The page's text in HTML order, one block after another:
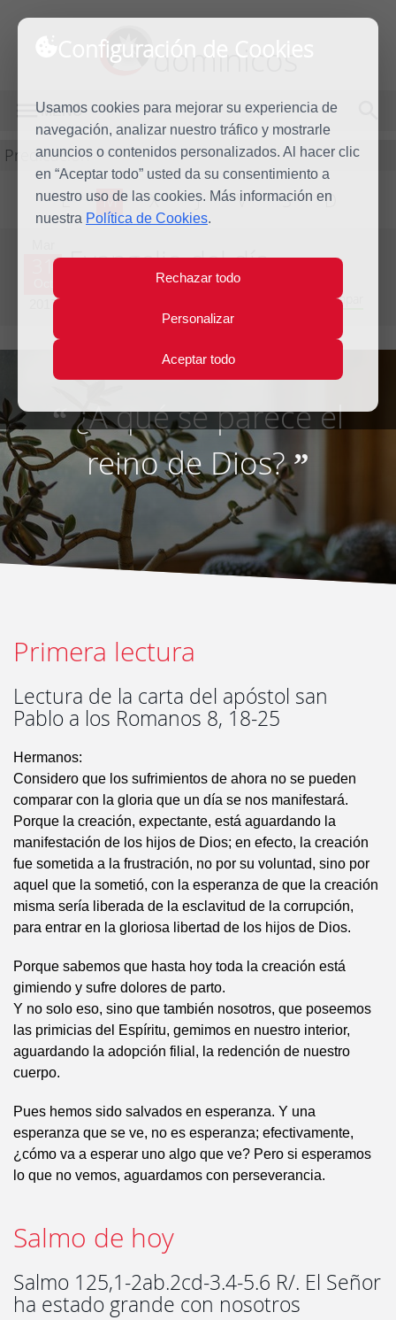
Configuración de Cookies
Usamos cookies para mejorar su experiencia de
navegación, analizar nuestro tráfico y mostrarle
anuncios o contenidos personalizados. Al hacer clic
en “Aceptar todo” usted da su consentimiento a
nuestro uso de las cookies. Más información en
nuestra Política de Cookies.
Rechazar todo
Personalizar
Aceptar todo
dominicos
MENÚ
Predicación
L M X J V S D
31
2017
Evangelio del día
Trigésima semana del Tiempo Ordinario - Año Impar
“¿A qué se parece el
reino de Dios?”
Primera lectura
Lectura de la carta del apóstol san
Pablo a los Romanos 8, 18-25
Hermanos:
Considero que los sufrimientos de ahora no se pueden
comparar con la gloria que un día se nos manifestará.
Porque la creación, expectante, está aguardando la
manifestación de los hijos de Dios; en efecto, la creación
fue sometida a la frustración, no por su voluntad, sino por
aquel que la sometió, con la esperanza de que la creación
misma sería liberada de la esclavitud de la corrupción,
para entrar en la gloriosa libertad de los hijos de Dios.
Porque sabemos que hasta hoy toda la creación está
gimiendo y sufre dolores de parto.
Y no solo eso, sino que también nosotros, que poseemos
las primicias del Espíritu, gemimos en nuestro interior,
aguardando la adopción filial, la redención de nuestro
cuerpo.
Pues hemos sido salvados en esperanza. Y una
esperanza que se ve, no es esperanza; efectivamente,
¿cómo va a esperar uno algo que ve? Pero si esperamos
lo que no vemos, aguardamos con perseverancia.
Salmo de hoy
Salmo 125,1-2ab.2cd-3.4-5.6 R/. El Señor
ha estado grande con nosotros